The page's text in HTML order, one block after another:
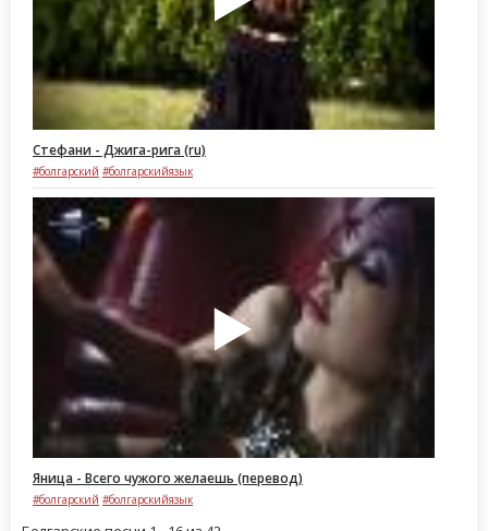
Стефани - Джига-рига (ru)
#болгарский #болгарскийязык
Яница - Всего чужого желаешь (перевод)
#болгарский #болгарскийязык